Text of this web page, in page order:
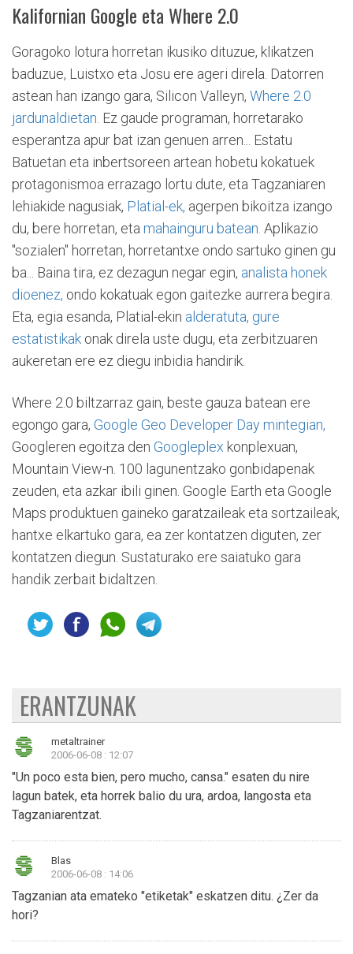
Kalifornian Google eta Where 2.0
Goragoko lotura horretan ikusiko dituzue, klikatzen
baduzue, Luistxo eta Josu ere ageri direla. Datorren
astean han izango gara, Silicon Valleyn, Where 2.0
jardunaldietan. Ez gaude programan, horretarako
esperantza apur bat izan genuen arren... Estatu
Batuetan eta inbertsoreen artean hobetu kokatuek
protagonismoa errazago lortu dute, eta Tagzaniaren
lehiakide nagusiak, Platial-ek, agerpen bikoitza izango
du, bere horretan, eta mahainguru batean. Aplikazio
"sozialen" horretan, horretantxe ondo sartuko ginen gu
ba... Baina tira, ez dezagun negar egin, analista honek
dioenez, ondo kokatuak egon gaitezke aurrera begira.
Eta, egia esanda, Platial-ekin alderatuta, gure
estatistikak onak direla uste dugu, eta zerbitzuaren
aukeretan ere ez diegu inbidia handirik.
Where 2.0 biltzarraz gain, beste gauza batean ere
egongo gara, Google Geo Developer Day mintegian,
Googleren egoitza den Googleplex konplexuan,
Mountain View-n. 100 lagunentzako gonbidapenak
zeuden, eta azkar ibili ginen. Google Earth eta Google
Maps produktuen gaineko garatzaileak eta sortzaileak,
hantxe elkartuko gara, ea zer kontatzen diguten, zer
kontatzen diegun. Sustaturako ere saiatuko gara
handik zerbait bidaltzen.
ERANTZUNAK
metaltrainer
2006-06-08 : 12:07
"Un poco esta bien, pero mucho, cansa." esaten du nire
lagun batek, eta horrek balio du ura, ardoa, langosta eta
Tagzaniarentzat.
Blas
2006-06-08 : 14:06
Tagzanian ata emateko "etiketak" eskatzen ditu. ¿Zer da
hori?